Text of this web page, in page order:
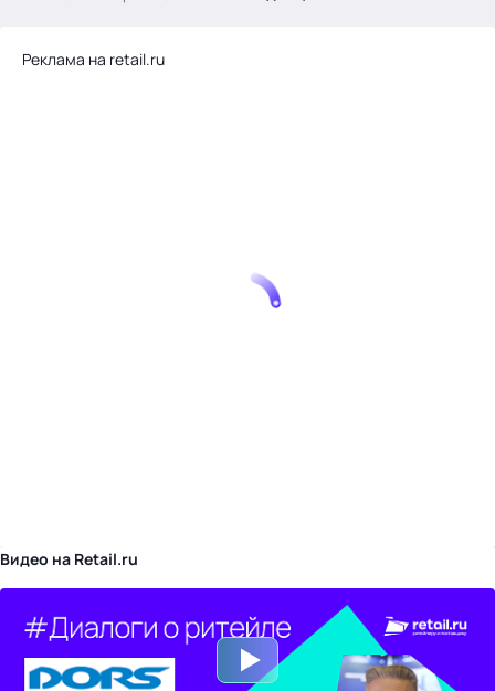
Реклама на retail.ru
Видео на Retail.ru